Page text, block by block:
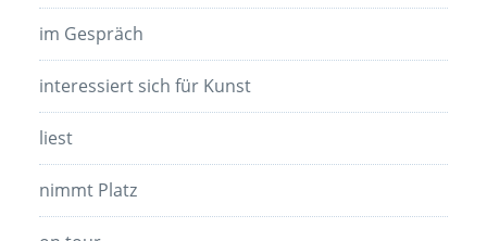
im Gespräch
interessiert sich für Kunst
liest
nimmt Platz